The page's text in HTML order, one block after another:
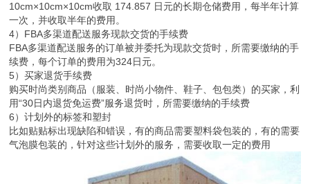
10cm×10cm×10cm收取 174.857 日元的长期仓储费用，每半年计算
一次，并收取半年的费用。
4）FBA多渠道配送服务现款交货的手续费
FBA多渠道配送服务的订单被并委托为现款交货时，所需要缴纳的手
续费，每个订单的费用为324日元。
5）买家退货手续费
购买时尚类别商品（服装、时尚小物件、鞋子、包包类）的买家，利
用“30日内退货免运费”服务退货时，所需要缴纳的手续费
6）计划外的标签和塑封
比如贴贴标出现缺陷和错误，有的商品需要塑料袋包装的，有的需要
气泡膜包装的，针对这些计划外的服务，需要收取一定的费用